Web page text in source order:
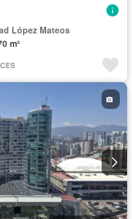
López Mateos
m²